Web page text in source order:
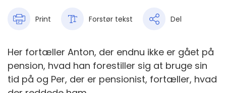
Print Forstør tekst Del
Her fortæller Anton, der endnu ikke er gået på
pension, hvad han forestiller sig at bruge sin
tid på og Per, der er pensionist, fortæller, hvad